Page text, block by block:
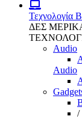
Τεχνολογία
ΔΕΣ
Audio
Audio
/